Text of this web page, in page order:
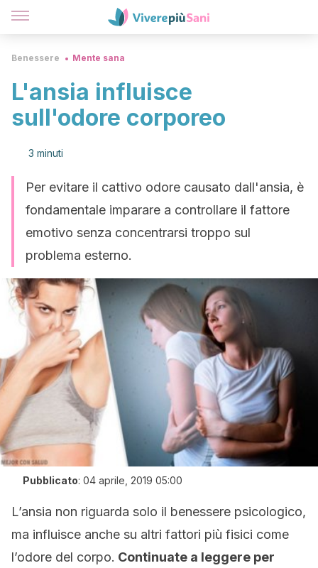
Benessere Mente sana
L'ansia influisce
sull'odore corporeo
3 minuti
Per evitare il cattivo odore causato dall'ansia, è
fondamentale imparare a controllare il fattore
emotivo senza concentrarsi troppo sul
problema esterno.
Pubblicato: 04 aprile, 2019 05:00
L’ansia non riguarda solo il benessere psicologico,
ma influisce anche su altri fattori più fisici come
l’odore del corpo. Continuate a leggere per